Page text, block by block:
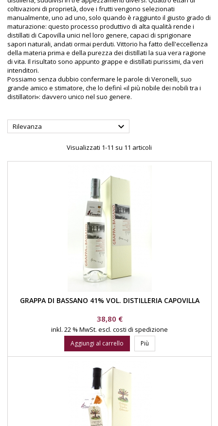
coltivazioni di proprietà, dove i frutti vengono selezionati
manualmente, uno ad uno, solo quando è raggiunto il giusto grado di
maturazione: questo processo produttivo di alta qualità rende i
distillati di Capovilla unici nel loro genere, capaci di sprigionare
sapori naturali, andati ormai perduti. Vittorio ha fatto dell'eccellenza
della materia prima e della purezza dei distillati la sua vera ragione
di vita. Il risultato sono appunto grappe e distillati purissimi, da veri
intenditori.
Possiamo senza dubbio confermare le parole di Veronelli, suo
grande amico e stimatore, che lo definì «il più nobile dei nobili tra i
distillatori»: davvero unico nel suo genere.
Rilevanza 
Visualizzati 1-11 su 11 articoli
GRAPPA DI BASSANO 41% VOL. DISTILLERIA CAPOVILLA
Prezzo
38,80 €
inkl. 22 % MwSt. escl. costi di spedizione
Aggiungi al carrello Più